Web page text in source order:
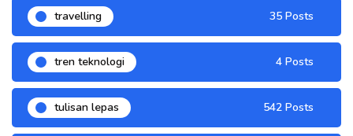
travelling 35 Posts
tren teknologi 4 Posts
tulisan lepas 542 Posts